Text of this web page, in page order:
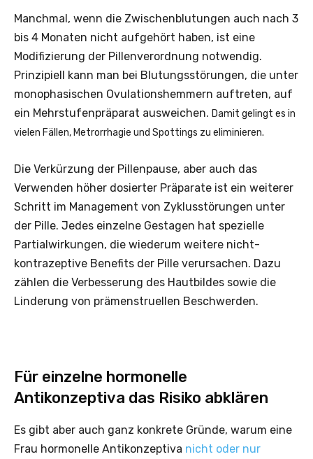
Manchmal, wenn die Zwischenblutungen auch nach 3
bis 4 Monaten nicht aufgehört haben, ist eine
Modifizierung der Pillenverordnung notwendig.
Prinzipiell kann man bei Blutungsstörungen, die unter
monophasischen Ovulationshemmern auftreten, auf
ein Mehrstufenpräparat ausweichen. Damit gelingt es in
vielen Fällen, Metrorrhagie und Spottings zu eliminieren.
Die Verkürzung der Pillenpause, aber auch das
Verwenden höher dosierter Präparate ist ein weiterer
Schritt im Management von Zyklusstörungen unter
der Pille. Jedes einzelne Gestagen hat spezielle
Partialwirkungen, die wiederum weitere nicht-
kontrazeptive Benefits der Pille verursachen. Dazu
zählen die Verbesserung des Hautbildes sowie die
Linderung von prämenstruellen Beschwerden.
Für einzelne hormonelle
Antikonzeptiva das Risiko abklären
Es gibt aber auch ganz konkrete Gründe, warum eine
Frau hormonelle Antikonzeptiva nicht oder nur